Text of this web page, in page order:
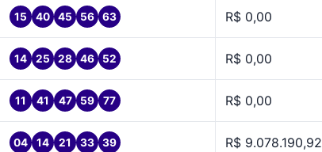
15 40 45 56 63 R$ 0,00
14 25 28 46 52 R$ 0,00
11 41 47 59 77 R$ 0,00
04 14 21 33 39 R$ 9.078.190,92